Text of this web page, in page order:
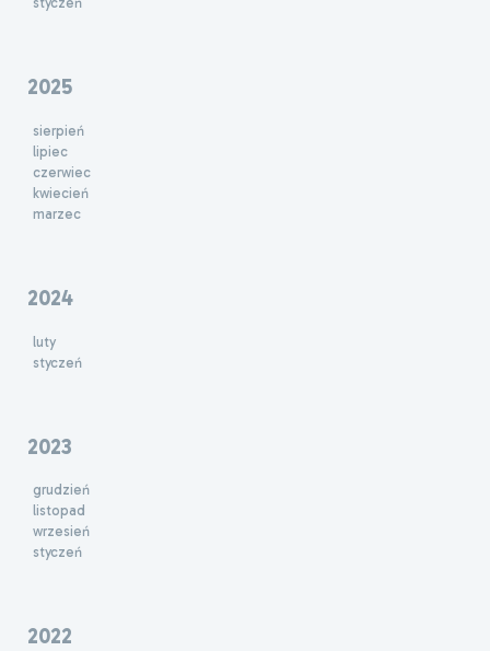
2025
sierpień
lipiec
czerwiec
kwiecień
marzec
2024
luty
styczeń
2023
grudzień
listopad
wrzesień
styczeń
2022